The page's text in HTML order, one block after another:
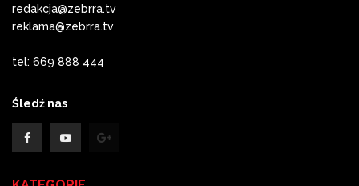
redakcja@zebrra.tv
reklama@zebrra.tv
tel: 669 888 444
Śledź nas